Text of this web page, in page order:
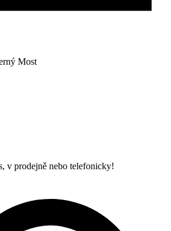
Most
v prodejně nebo telefonicky!